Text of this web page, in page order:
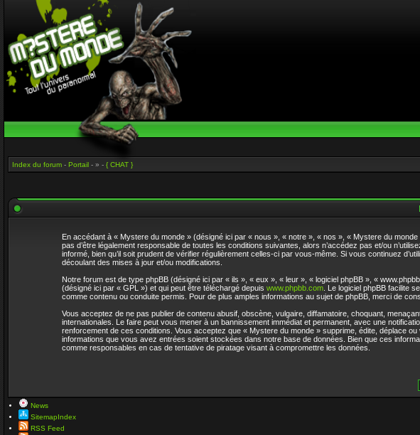
Index du forum - Portail - » - { CHAT }
En accédant à « Mystere du monde » (désigné ici par « nous », « notre », « nos », « Mystere du
pas d’être légalement responsable de toutes les conditions suivantes, alors n’accédez pas et/ou
informé, bien qu’il soit prudent de vérifier régulièrement celles-ci par vous-même. Si vous continuez
découlant des mises à jour et/ou modifications.
Notre forum est de type phpBB (désigné ici par « ils », « eux », « leur », « logiciel phpBB », «
(désigné ici par « GPL ») et qui peut être téléchargé depuis www.phpbb.com. Le logiciel phpBB facilite
comme contenu ou conduite permis. Pour de plus amples informations au sujet de phpBB, merci de
Vous acceptez de ne pas publier de contenu abusif, obscène, vulgaire, diffamatoire, choquant,
internationales. Le faire peut vous mener à un bannissement immédiat et permanent, avec une
renforcement de ces conditions. Vous acceptez que « Mystere du monde » supprime, édite, déplace
informations que vous avez entrées soient stockées dans notre base de données. Bien que ces
comme responsables en cas de tentative de piratage visant à compromettre les données.
News
SitemapIndex
RSS Feed